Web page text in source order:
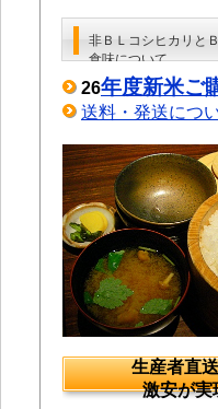
非ＢＬコシヒカリと
食味について
26年度新米ご
送料・発送につ
生産者直
激安が実